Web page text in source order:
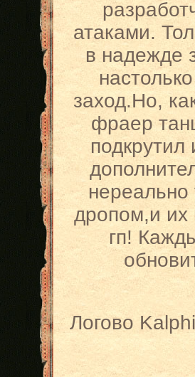
атаками.
в надежде
заход.Но,
фраер
нереально
дропом,и
гп!
Логово